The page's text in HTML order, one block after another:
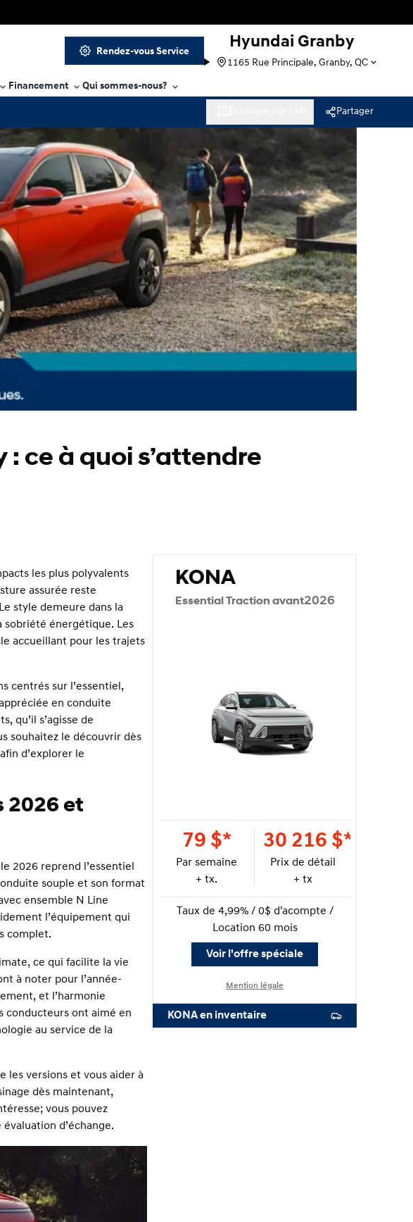
Rendez-vous Service
Hyundai Granby
1165 Rue Principale, Granby, QC
Financement Qui sommes-nous?
Partager
: ce à quoi s’attendre
les plus polyvalents
assurée reste
style demeure dans la
sobriété énergétique. Les
accueillant pour les trajets
centrés sur l’essentiel,
en conduite
qu’il s’agisse de
souhaitez le découvrir dès
afin d’explorer le
2026 et
2026 reprend l’essentiel
souple et son format
ensemble N Line
l’équipement qui
complet.
ce qui facilite la vie
à noter pour l’année-
et l’harmonie
conducteurs ont aimé en
au service de la
les versions et vous aider à
dès maintenant,
vous pouvez
d’échange.
Voir l'offre spéciale 79$ Par semaine + tx.
KONA
Essential Traction avant2026
79 $*
Par semaine
+ tx.
30 216 $*
Prix de détail
+ tx
Taux de 4,99% / 0$ d'acompte /
Location 60 mois
Voir l'offre spéciale
Mention légale
KONA en inventaire